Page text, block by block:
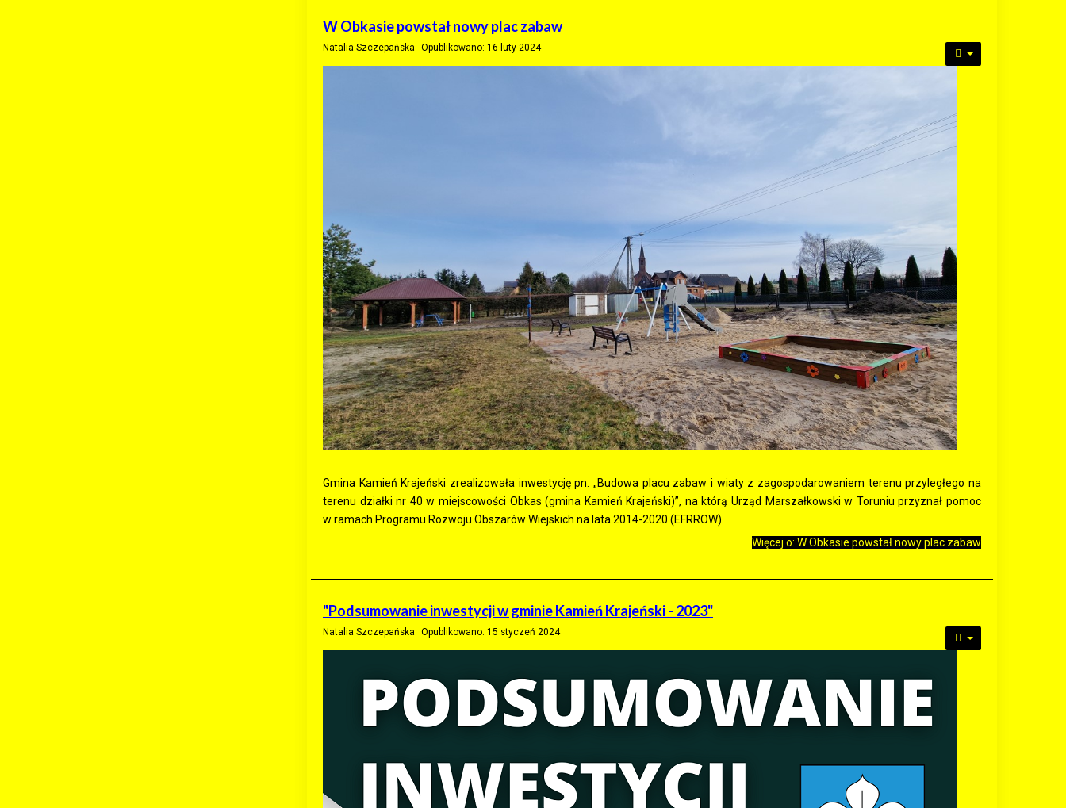
W Obkasie powstał nowy plac zabaw
Natalia Szczepańska Opublikowano: 16 luty 2024
Gmina Kamień Krajeński zrealizowała inwestycję pn. „Budowa placu zabaw i wiaty z zagospodarowaniem terenu przyległego na
terenu działki nr 40 w miejscowości Obkas (gmina Kamień Krajeński)”, na którą Urząd Marszałkowski w Toruniu przyznał pomoc
w ramach Programu Rozwoju Obszarów Wiejskich na lata 2014-2020 (EFRROW).
Więcej o: W Obkasie powstał nowy plac zabaw
"Podsumowanie inwestycji w gminie Kamień Krajeński - 2023"
Natalia Szczepańska Opublikowano: 15 styczeń 2024